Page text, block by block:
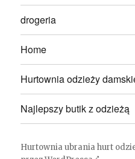
drogeria
Home
Hurtownia odzieży
Najlepszy butik z odzieżą
Hurtownia ubrania hurt